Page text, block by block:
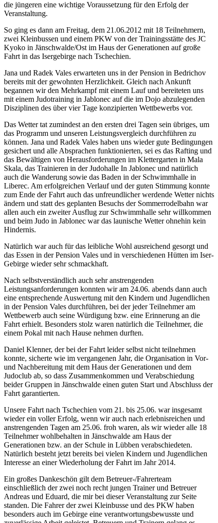
die jüngeren eine wichtige Voraussetzung für den Erfolg der
Veranstaltung.
So ging es dann am Freitag, dem 21.06.2012 mit 18 Teilnehmern,
zwei Kleinbussen und einem PKW von der Trainingsstätte des JC
Kyoko in Jänschwalde/Ost im Haus der Generationen auf große
Fahrt in das Isergebirge nach Tschechien.
Jana und Radek Vales erwarteten uns in der Pension in Bedrichov
bereits mit der gewohnten Herzlichkeit. Gleich nach Ankunft
begannen wir den Mehrkampf mit einem Lauf und bereiteten uns
mit einem Judotraining in Jablonec auf die im Dojo abzulegenden
Disziplinen des über vier Tage konzipierten Wettbewerbs vor.
Das Wetter tat zumindest an den ersten drei Tagen sein übriges, um
das Programm und unseren Leistungsvergleich durchführen zu
können. Jana und Radek Vales haben uns wieder gute Bedingungen
gesichert und alle Absprachen funktionierten, sei es das Rafting und
das Bewältigen von Herausforderungen im Klettergarten in Mala
Skala, das Trainieren in der Judohalle In Jablonec und natürlich
auch die Wanderung sowie das Baden in der Schwimmhalle in
Liberec. Am erfolgreichen Verlauf und der guten Stimmung konnte
zum Ende der Fahrt auch das unfreundlicher werdende Wetter nichts
ändern und statt des geplanten Besuchs der Sommerrodelbahn war
allen auch ein zweiter Ausflug zur Schwimmhalle sehr willkommen
und beim Judo in Jablonec war das launische Wetter ohnehin kein
Hindernis.
Natürlich war auch für das leibliche Wohl ausreichend gesorgt und
das Essen in der Pension Vales und in verschiedenen Hütten im Iser-
Gebirge wieder sehr schmackhaft.
Nach selbstverständlich auch sehr anstrengenden
Leistungsanforderungen konnten wir am 24.06. abends dann auch
eine entsprechende Auswertung mit den Kindern und Jugendlichen
in der Pension Vales durchführen, bei der jeder Teilnehmer am
Wettbewerb auch seine Würdigung bzw. eine Erinnerung an die
Fahrt erhielt. Besonders stolz waren natürlich die Teilnehmer, die
einem Pokal mit nach Hause nehmen durften.
Daniel Klenner, der bei der Fahrt leider selbst nicht teilnehmen
konnte, sicherte wie im vergangenen Jahr, die Organisation in Vor-
und Nachbereitung mit dem Haus der Generationen und dem
Judoclub ab, so dass Zusammenkommen und Verabschiedung
beider Gruppen in Jänschwalde einen guten Start und Abschluss der
Fahrt garantierten.
Unsere Fahrt nach Tschechien vom 21. bis 25.06. war insgesamt
wieder ein voller Erfolg, wenn wir auch nach erlebnisreichen und
anstrengenden Tagen am 25.06. froh waren, als wir wieder alle 18
Teilnehmer wohlbehalten in Jänschwalde am Haus der
Generationen bzw. an der Schule in Lübben verabschiedeten.
Natürlich besteht jetzt bereits bei vielen Kindern und Jugendlichen
Interesse an einer Wiederholung der Fahrt im Jahr 2014.
Ein großes Dankeschön gilt dem Betreuer-/Fahrerteam
einschließlich der zwei noch recht jungen Trainer und Betreuer
Andreas und Eduard, die mir bei dieser Veranstaltung zur Seite
standen. Die Fahrer der zwei Kleinbusse und des PKW haben
besonders auch im Gebirge eine verantwortungsbewusste und